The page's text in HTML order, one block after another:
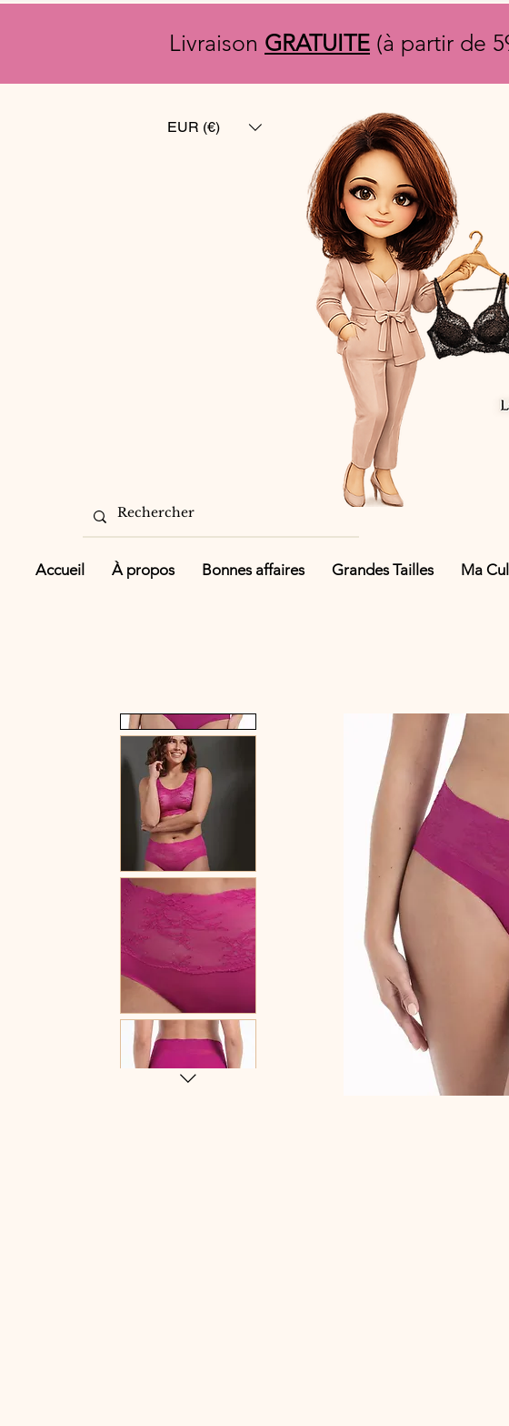
Livraison GRATUITE (à partir de
EUR (€)
Accueil À propos Bonnes affaires Grandes Tailles Ma